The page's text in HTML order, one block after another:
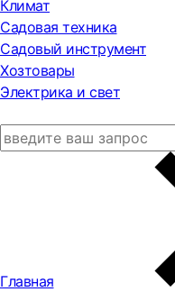
Климат
Садовая техника
Садовый инструмент
Хозтовары
Электрика и свет
Главная